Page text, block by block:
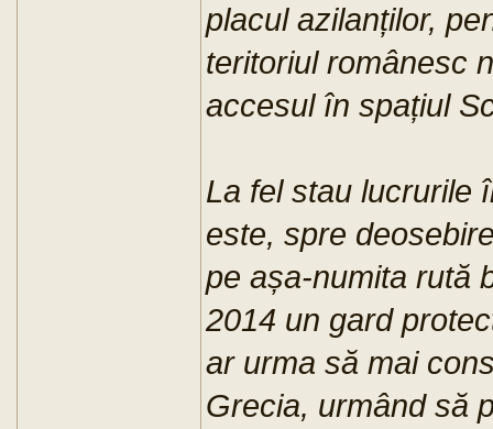
placul azilanților,
teritoriul românesc
accesul în spațiul
La fel stau lucrurile
este, spre
pe așa-numita rută
2014 un gard
ar urma să mai
Grecia, urmând să